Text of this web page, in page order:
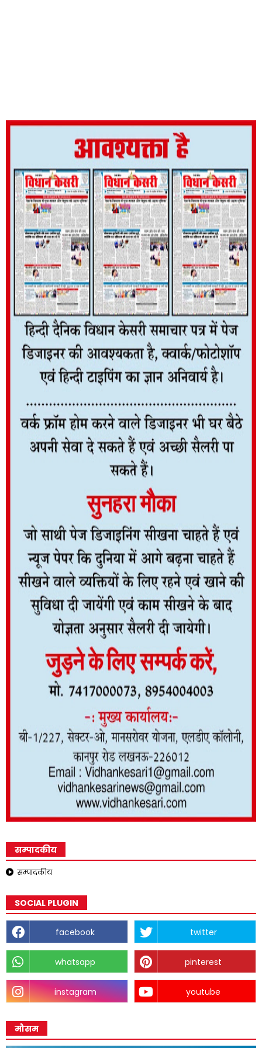
सम्पादकीय
सम्पादकीय
SOCIAL PLUGIN
facebook twitter
whatsapp pinterest
instagram youtube
मौसम